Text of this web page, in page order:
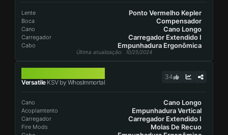
Lente Ponto Vermelho Kepler
Boca Compensador
Cano Cano Longo
Carregador Carregador Extendido I
Cabo Empunhadura Ergonômica
Última atualização: 10/25/2024
VersatileKSV by WhosImmortal
34
Cano Cano Longo
Acoplamtento Empunhadura Vertical
Carregador Carregador Extendido I
Fire Mods Molas De Recuo